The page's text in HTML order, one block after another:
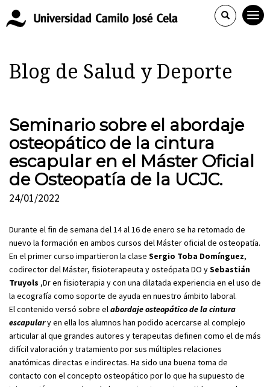
Blog de Salud y Deporte
Seminario sobre el abordaje
osteopático de la cintura
escapular en el Máster Oficial
de Osteopatía de la UCJC.
24/01/2022
Durante el fin de semana del 14 al 16 de enero se ha retomado de
nuevo la formación en ambos cursos del Máster oficial de osteopatía.
En el primer curso impartieron la clase Sergio Toba Domínguez,
codirector del Máster, fisioterapeuta y osteópata DO ySebastián
Truyols ,Dr en fisioterapia y con una dilatada experiencia en el uso de
la ecografía como soporte de ayuda en nuestro ámbito laboral.
El contenido versó sobre elabordaje osteopático de la cintura
escapulary en ella los alumnos han podido acercarse al complejo
articular al que grandes autores y terapeutas definen como el de más
difícil valoración y tratamiento por sus múltiples relaciones
anatómicas directas e indirectas. Ha sido una buena toma de
contacto con el concepto osteopático por lo que ha supuesto de